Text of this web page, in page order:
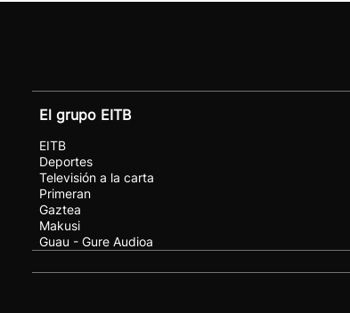
El grupo EITB
EITB
Deportes
Televisión a la carta
Primeran
Gaztea
Makusi
Guau - Gure Audioa